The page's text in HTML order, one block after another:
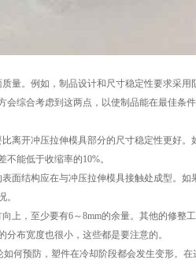
量。例如，制品设计和尺寸稳定性要求采
综合考虑到这两点，以使制品能在最佳条
离开冲压拉伸模具部分的尺寸稳定性更好
能低于收缩率的10%。
面结构应在与冲压拉伸模具接触处成型。
。
上，至少要有6～8mm的余量。其他的修整
布宽度也很小，这些都是要注意的。
何预防，塑件在冷却阶段都会发生变形。